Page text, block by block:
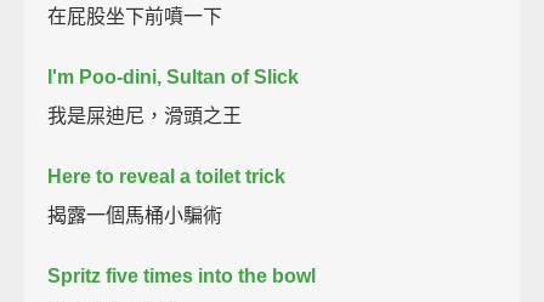
在屁股坐下前噴一下
I'm Poo-dini, Sultan of Slick
我是屎迪尼，滑頭之王
Here to reveal a toilet trick
揭露一個馬桶小騙術
Spritz five times into the bowl